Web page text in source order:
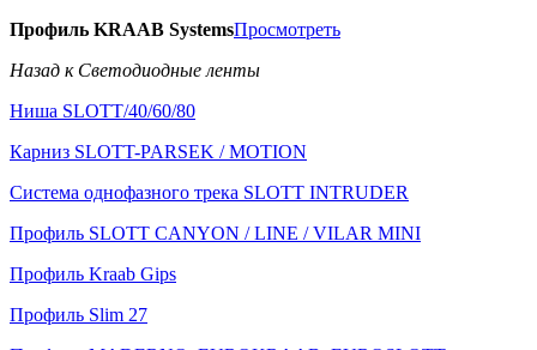
Профиль KRAAB SystemsПросмотреть
Назад к Светодиодные ленты
Ниша SLOTT/40/60/80
Карниз SLOTT-PARSEK / MOTION
Система однофазного трека SLOTT INTRUDER
Профиль SLOTT CANYON / LINE / VILAR MINI
Профиль Kraab Gips
Профиль Slim 27